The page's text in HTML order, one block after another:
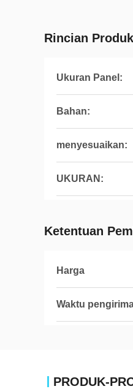
Rincian Produk
Ukuran Panel:
Bahan:
menyesuaikan:
UKURAN:
Ketentuan
Harga
Waktu